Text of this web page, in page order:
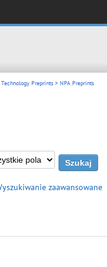
Preprints > NPA Preprints
zaawansowane